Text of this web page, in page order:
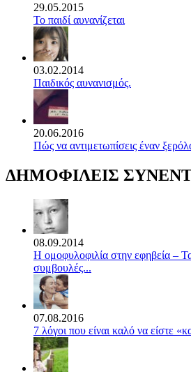
29.05.2015
Το παιδί αυνανίζεται
03.02.2014
Παιδικός αυνανισμός.
20.06.2016
Πώς να αντιμετωπίσεις έναν
ΔΗΜΟΦΙΛΕΙΣ
08.09.2014
Η ομοφυλοφιλία στην εφηβεία –
συμβουλές...
07.08.2016
7 λόγοι που είναι καλό να είστε